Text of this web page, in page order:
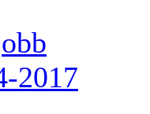
2017